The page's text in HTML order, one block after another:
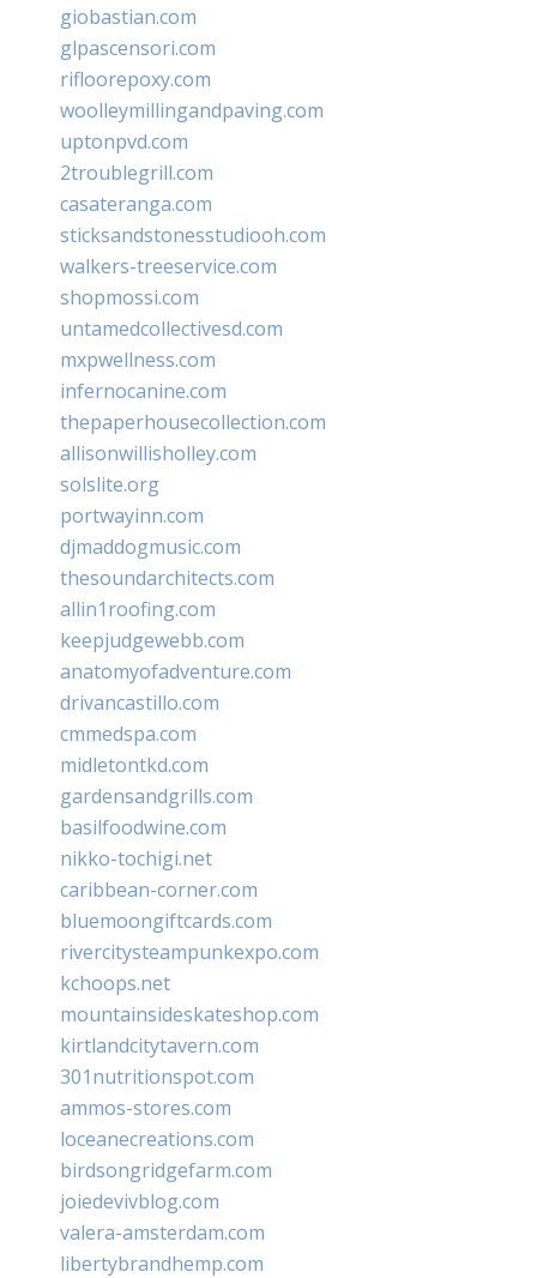
giobastian.com
glpascensori.com
rifloorepoxy.com
woolleymillingandpaving.com
uptonpvd.com
2troublegrill.com
casateranga.com
sticksandstonesstudiooh.com
walkers-treeservice.com
shopmossi.com
untamedcollectivesd.com
mxpwellness.com
infernocanine.com
thepaperhousecollection.com
allisonwillisholley.com
solslite.org
portwayinn.com
djmaddogmusic.com
thesoundarchitects.com
allin1roofing.com
keepjudgewebb.com
anatomyofadventure.com
drivancastillo.com
cmmedspa.com
midletontkd.com
gardensandgrills.com
basilfoodwine.com
nikko-tochigi.net
caribbean-corner.com
bluemoongiftcards.com
rivercitysteampunkexpo.com
kchoops.net
mountainsideskateshop.com
kirtlandcitytavern.com
301nutritionspot.com
ammos-stores.com
loceanecreations.com
birdsongridgefarm.com
joiedevivblog.com
valera-amsterdam.com
libertybrandhemp.com